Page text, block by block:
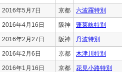
2016年5月7日 京都 六波羅特別
2016年4月16日 阪神 蓬莱峡特別
2016年2月27日 阪神 丹波特別
2016年2月6日 京都 木津川特別
2016年1月16日 京都 花見小路特別